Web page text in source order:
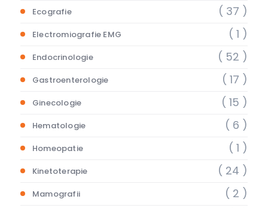
Ecografie ( 37 )
Electromiografie EMG ( 1 )
Endocrinologie ( 52 )
Gastroenterologie ( 17 )
Ginecologie ( 15 )
Hematologie ( 6 )
Homeopatie ( 1 )
Kinetoterapie ( 24 )
Mamografii ( 2 )